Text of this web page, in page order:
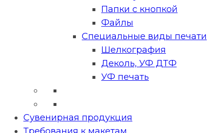
Папки с кнопкой
Файлы
Специальные виды печати
Шелкография
Деколь, УФ ДТФ
УФ печать
Сувенирная продукция